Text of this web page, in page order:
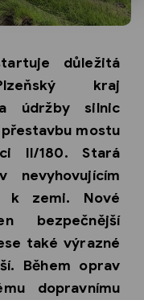
důležitá
kraj
údržby silnic
přestavbu mostu
II/180. Stará
k zemi. Nové
bezpečnější
také výrazné
Během oprav
dopravnímu